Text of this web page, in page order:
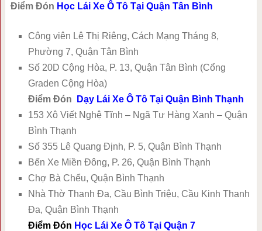
Điểm Đón Học Lái Xe Ô Tô Tại Quận Tân Bình
Công viên Lê Thị Riêng, Cách Mạng Tháng 8,
Phường 7, Quận Tân Bình
Số 20D Cộng Hòa, P. 13, Quận Tân Bình (Cổng
Graden Cộng Hòa)
Điểm Đón
Dạy Lái Xe Ô Tô Tại Quận Bình Thạnh
153 Xô Viết Nghệ Tĩnh – Ngã Tư Hàng Xanh – Quận
Bình Thạnh
Số 355 Lê Quang Định, P. 5, Quận Bình Thạnh
Bến Xe Miền Đông, P. 26, Quận Bình Thạnh
Chợ Bà Chểu, Quận Bình Thạnh
Nhà Thờ Thanh Đa, Cầu Bình Triệu, Cầu Kinh Thanh
Đa, Quận Bình Thạnh
Điểm Đón Học Lái Xe Ô Tô Tại Quận 7